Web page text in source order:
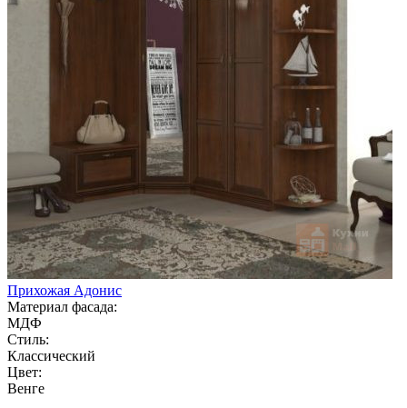
Прихожая Адонис
Материал фасада:
МДФ
Стиль:
Классический
Цвет:
Венге